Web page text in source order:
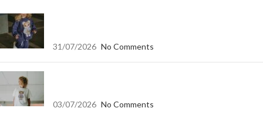
31/07/2026 No Comments
03/07/2026 No Comments